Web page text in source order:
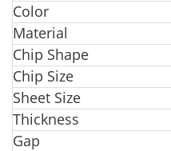
Color
Material
Chip Shape
Chip Size
Sheet Size
Thickness
Gap